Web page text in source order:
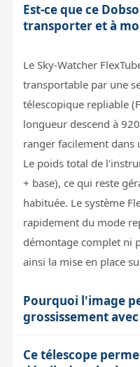
Est-ce que ce
transporter et à
Le Sky-Watcher
transportable par une
télescopique repliable
longueur descend à
ranger facilement dans
Le poids total de
+ base), ce qui reste
habituée. Le système
rapidement du mode
démontage complet ni
ainsi la mise en place
Pourquoi l'image
grossissement
À fort grossissement
Ce télescope